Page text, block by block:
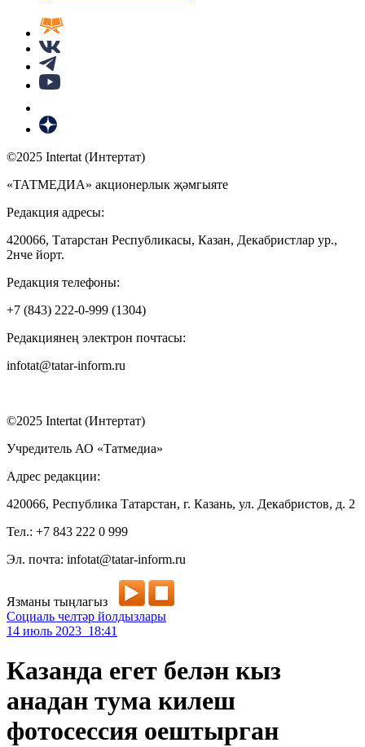
©2025 Intertat (Интертат)
«ТАТМЕДИА» акционерлык җәмгыяте
Редакция адресы:
420066, Татарстан Республикасы, Казан, Декабристлар ур.,
2нче йорт.
Редакция телефоны:
+7 (843) 222-0-999 (1304)
Редакциянең электрон почтасы:
infotat@tatar-inform.ru
©2025 Intertat (Интертат)
Учредитель АО «Татмедиа»
Адрес редакции:
420066, Республика Татарстан, г. Казань, ул. Декабристов, д. 2
Тел.: +7 843 222 0 999
Эл. почта: infotat@tatar-inform.ru
Язманы тыңлагыз
Социаль челтәр йолдызлары
14 июль 2023 18:41
Казанда егет белән кыз
анадан тума килеш
фотосессия оештырган